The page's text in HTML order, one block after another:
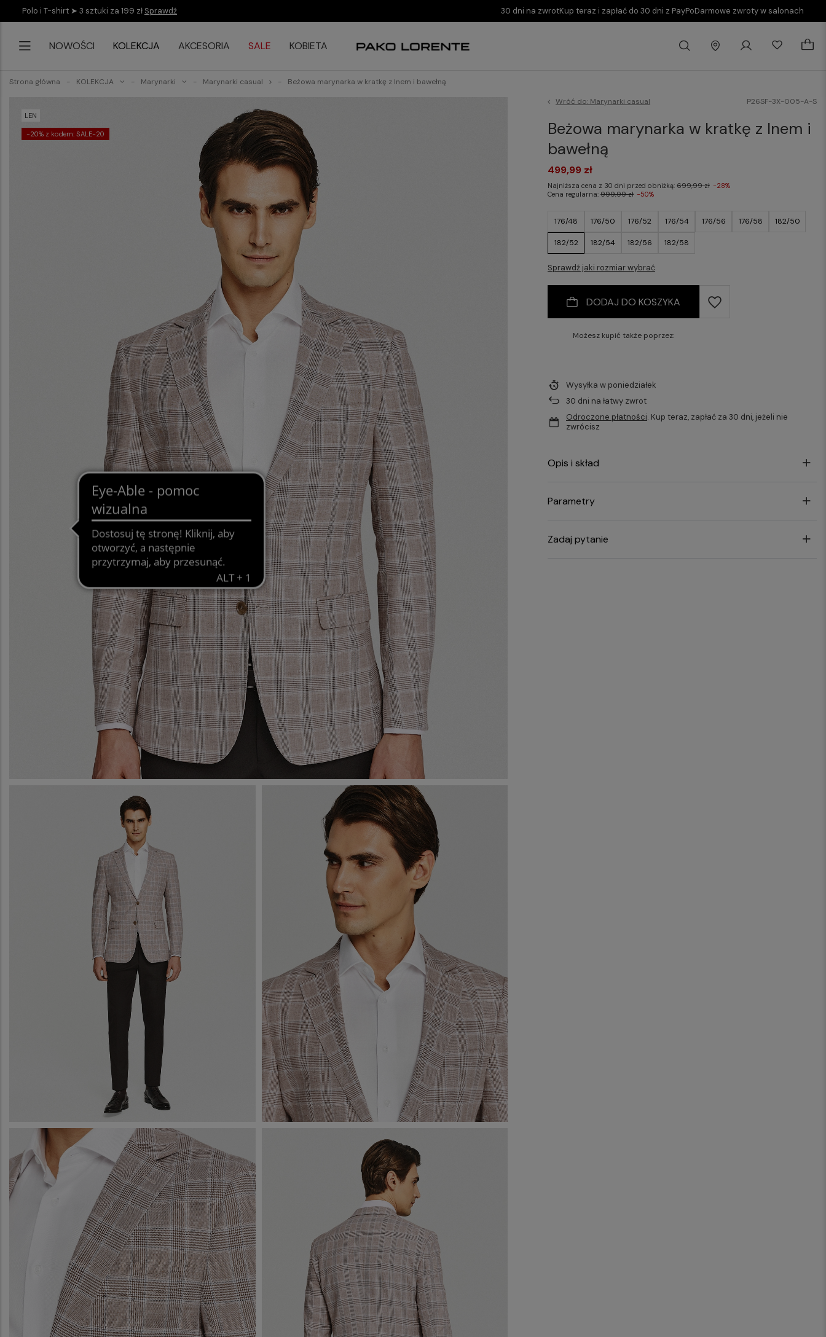
Polo i T-shirt ➤ 3 sztuki za 199 zł Sprawdź 30 dni na zwrotKup teraz i zapłać do 30 dni z PayPoDarmowe zwroty w salonach
NOWOŚCI KOLEKCJA AKCESORIA SALE KOBIETA
Strona główna KOLEKCJA Marynarki Marynarki casual Beżowa marynarka w kratkę z lnem i bawełną
LEN
-20% z kodem: SALE-20
Wróć do: Marynarki casual P26SF-3X-005-A-S
Beżowa marynarka w kratkę z lnem i
bawełną
176/48 176/50 176/52 176/54 176/56 176/58 182/50
182/52 182/54 182/56 182/58
Sprawdź jaki rozmiar wybrać
499,99 zł
Najniższa cena z 30 dni przed obniżką:699,99 zł -28%
Cena regularna:999,99 zł -50%
DODAJ DO KOSZYKA
Możesz kupić także poprzez:
Wysyłkaw poniedziałek
30 dni na łatwy zwrot
Odroczone płatności. Kup teraz, zapłać za 30 dni, jeżeli nie
zwrócisz
Opis i skład
Parametry
Zadaj pytanie